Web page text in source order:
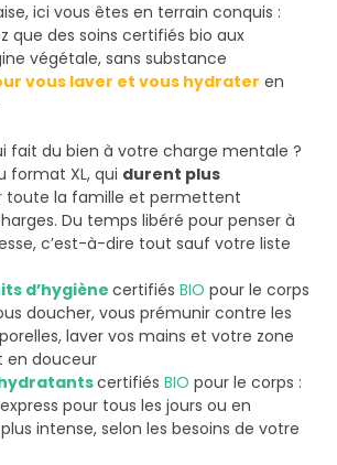
ici vous êtes en terrain conquis :
que des soins certifiés bio aux
végétale, sans substance
vous laver et vous hydrater en
fait du bien à votre charge mentale ?
format XL, qui durent plus
toute la famille et permettent
Du temps libéré pour penser à
c’est-à-dire tout sauf votre liste
d’hygiènecertifiés BIO pour le corps
doucher, vous prémunir contre les
laver vos mains et votre zone
en douceur
certifiés BIO pour le corps :
pour tous les jours ou en
intense, selon les besoins de votre